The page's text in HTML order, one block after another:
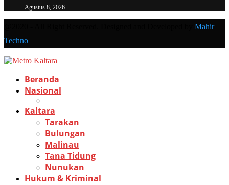
Agustus 8, 2026
Mahir
Techno
Beranda
Nasional
Kaltara
Tarakan
Bulungan
Malinau
Tana Tidung
Nunukan
Hukum & Kriminal